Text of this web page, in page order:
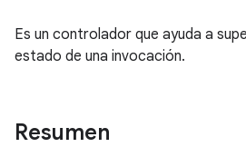
Es un controlador que ayuda a
estado de una invocación.
Resumen